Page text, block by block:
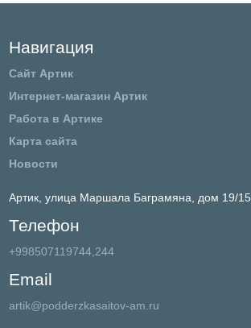
Навигация
Сайт Артик
Интернет-магазин Артик
Работа в Артике
Карта сайта
Новости
Артик, улица Маршала Баграмяна, дом 19/15
Телефон
+998507119744,244
Email
artik@podderzkasaitov-am.ru